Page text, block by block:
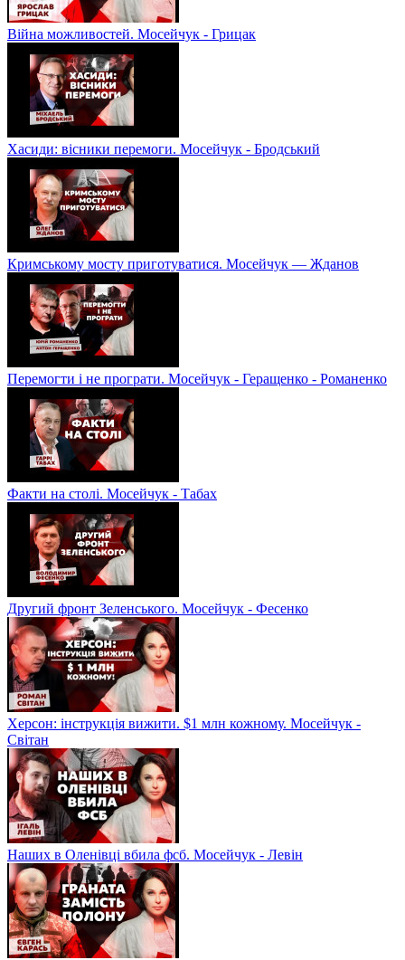
Війна можливостей. Мосейчук - Грицак
Хасиди: вісники перемоги. Мосейчук - Бродський
Кримському мосту приготуватися. Мосейчук — Жданов
Перемогти і не програти. Мосейчук - Геращенко - Романенко
Факти на столі. Мосейчук - Табах
Другий фронт Зеленського. Мосейчук - Фесенко
Херсон: інструкція вижити. $1 млн кожному. Мосейчук -
Світан
Наших в Оленівці вбила фсб. Мосейчук - Левін